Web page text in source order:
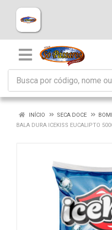
INÍCIO SECA DOCE
BALA DURA ICEKISS EUCALIPTO